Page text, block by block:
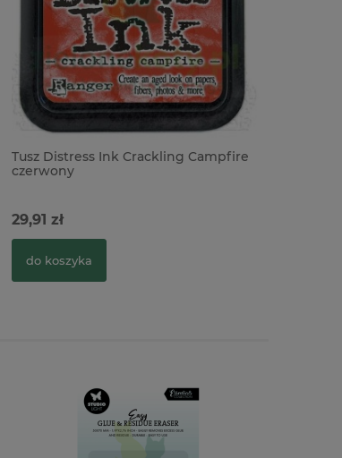
Tusz Distress Ink Crackling Campfire
czerwony
29,91 zł
do koszyka